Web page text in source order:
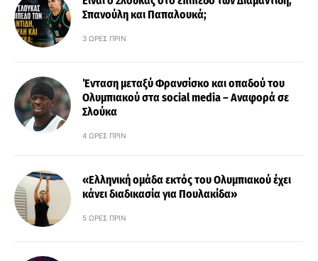
Σπανούλη και Παπαλουκά;
3 ΏΡΕΣ ΠΡΙΝ
Ένταση μεταξύ Φρανσίσκο και οπαδού του
Ολυμπιακού στα social media – Αναφορά σε
Σλούκα
4 ΏΡΕΣ ΠΡΙΝ
«Ελληνική ομάδα εκτός του Ολυμπιακού έχει
κάνει διαδικασία για Πουλακίδα»
5 ΏΡΕΣ ΠΡΙΝ